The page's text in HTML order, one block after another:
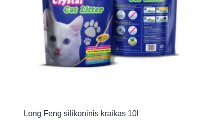
Long Feng silikoninis kraikas 10l